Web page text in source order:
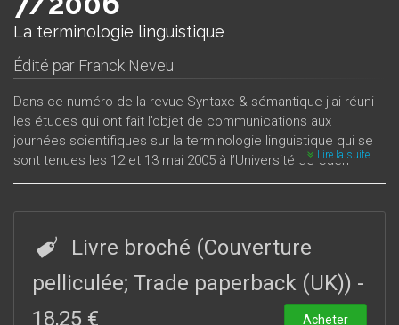
La terminologie linguistique
Édité par Franck Neveu
Dans ce numéro de la revue Syntaxe & sémantique j'ai réuni
les études qui ont fait l’objet de communications aux
journées scientifiques sur la terminologie linguistique qui se
sont tenues les 12 et 13 mai 2005 à l’Université de Caen
Basse-Normandie. Le projet de ces journées trouve son
universitaire de la Francophonie, Étude contrastive de la
métalangue grammaticale : terminologie et traduction,
programme qui s’est déroulé sur les années 2004 et 2005, et
qui a regroupé des chercheurs tunisiens et caennais. Ces
douze études font ressortir le fait que les mots du discours
Lire la suite
Livre broché (Couverture
pelliculée; Trade paperback (UK)) -
18,25 €
Acheter